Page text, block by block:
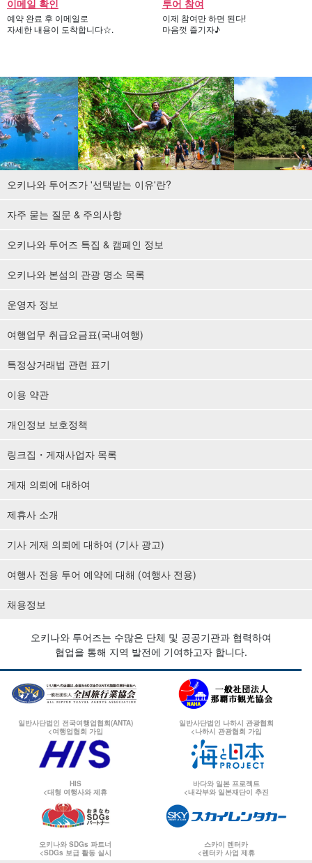
이메일 확인
예약 완료 후 이메일로
자세한 내용이 도착합니다☆.
투어 참여
이제 참여만 하면 된다!
마음껏 즐기자♪
오키나와 투어즈가 '선택받는 이유'란?
자주 묻는 질문 & 주의사항
오키나와 투어즈 특집 & 캠페인 정보
오키나와 본섬의 관광 명소 목록
운영자 정보
여행업무 취급요금표(국내여행)
특정상거래법 관련 표기
이용 약관
개인정보 보호정책
링크집・게재사업자 목록
게재 의뢰에 대하여
제휴사 소개
기사 게재 의뢰에 대하여 (기사 광고)
여행사 전용 투어 예약에 대해 (여행사 전용)
채용정보
오키나와 투어즈는 수많은 단체 및 공공기관과 협력하여
협업을 통해 지역 발전에 기여하고자 합니다.
일반사단법인 전국여행업협회(ANTA)
<여행업협회 가입
일반사단법인 나하시 관광협회
<나하시 관광협회 가입
HIS
<대형 여행사와 제휴
바다와 일본 프로젝트
<내각부와 일본재단이 추진
오키나와 SDGs 파트너
<SDGs 보급 활동 실시
스카이 렌터카
<렌터카 사업 제휴